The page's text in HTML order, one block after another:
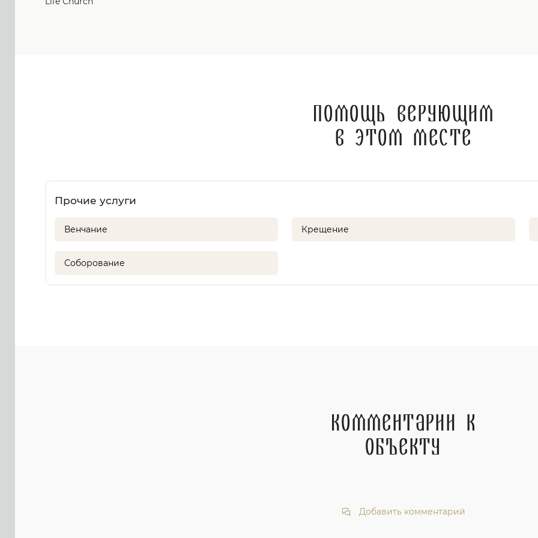
Помощь верующим
в этом месте
Прочие услуги
Венчание Крещение
Соборование
Комментарии к
объекту
Добавить комментарий